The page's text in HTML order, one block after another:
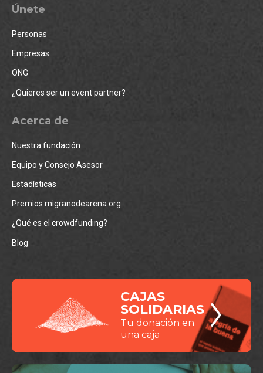
Únete
Personas
Empresas
ONG
¿Quieres ser un event partner?
Acerca de
Nuestra fundación
Equipo y Consejo Asesor
Estadísticas
Premios migranodearena.org
¿Qué es el crowdfunding?
Blog
CAJAS
SOLIDARIAS
Tu donación en
una caja